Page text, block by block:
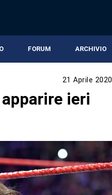
FORUM ARCHIVIO
21 Aprile 2020
ieri